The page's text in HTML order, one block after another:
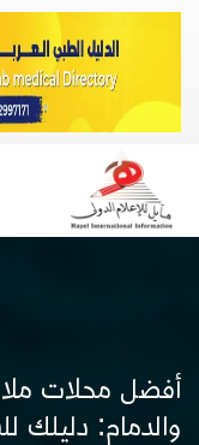
أفضل محلات
والدمام: دليلك